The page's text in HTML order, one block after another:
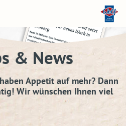
& News
Appetit auf mehr? Dann
Wir wünschen Ihnen viel